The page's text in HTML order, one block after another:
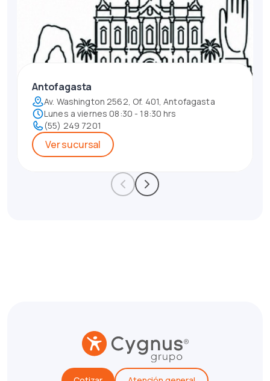
Antofagasta
Av. Washington 2562, Of. 401, Antofagasta
Lunes a viernes 08:30 - 18:30 hrs
(55) 249 7201
Ver sucursal